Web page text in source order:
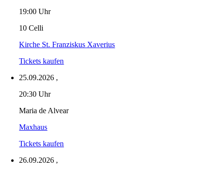
19:00 Uhr
10 Celli
Kirche St. Franziskus Xaverius
Tickets kaufen
25.09.2026 ,
20:30 Uhr
Maria de Alvear
Maxhaus
Tickets kaufen
26.09.2026 ,